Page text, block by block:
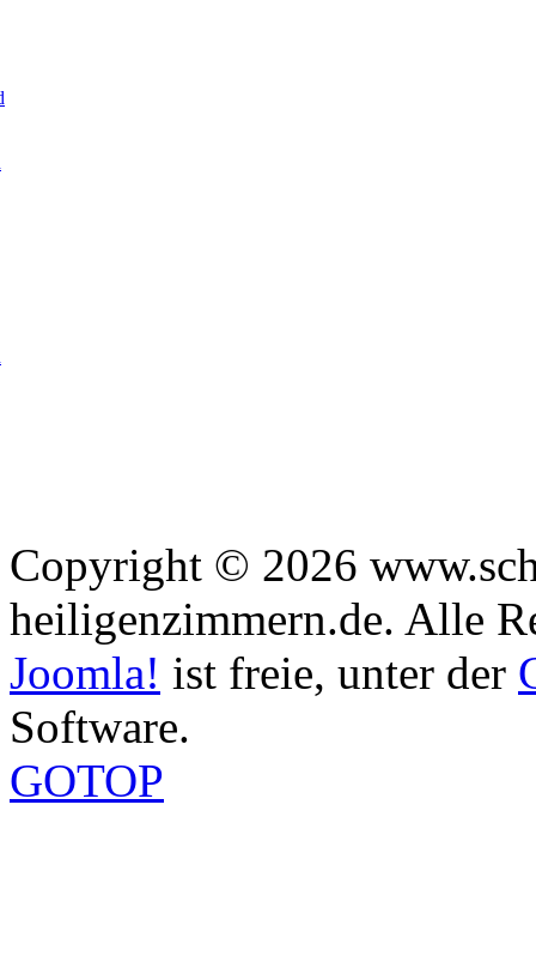
Copyright © 2026
heiligenzimmern.de. Alle
Joomla! ist freie, unter der
Software.
GOTOP